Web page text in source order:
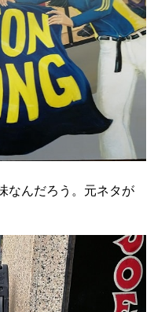
なんだろう。元ネタが